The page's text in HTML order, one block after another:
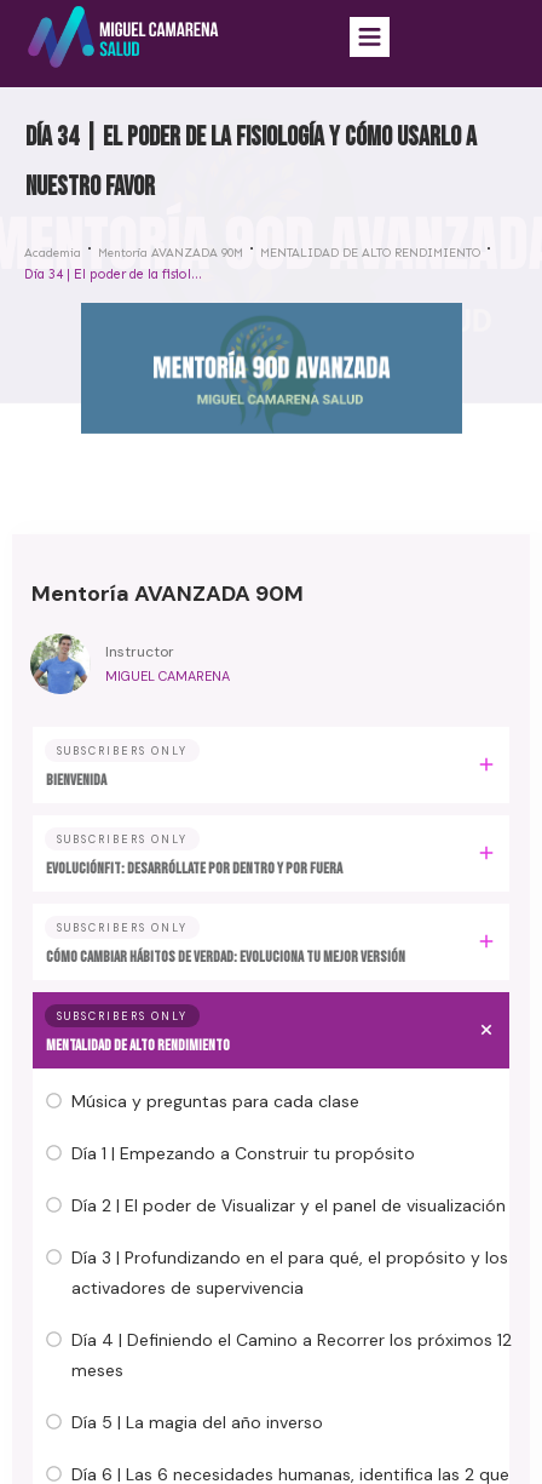
Día 34 | El poder de la fisiología y cómo usarlo a
nuestro favor
Academia Mentoría AVANZADA 90M MENTALIDAD DE ALTO RENDIMIENTO
Día 34 | El poder de la fisiología y cómo usarlo a nuestro favor
Mentoría AVANZADA 90M
Instructor
MIGUEL CAMARENA
SUBSCRIBERS ONLY
BIENVENIDA
SUBSCRIBERS ONLY
EvoluciónFit: desarróllate por dentro y por fuera
SUBSCRIBERS ONLY
Cómo cambiar hábitos de verdad: evoluciona tu mejor versión
SUBSCRIBERS ONLY
MENTALIDAD DE ALTO RENDIMIENTO
Música y preguntas para cada clase
Día 1 | Empezando a Construir tu propósito
Día 2 | El poder de Visualizar y el panel de visualización
Día 3 | Profundizando en el para qué, el propósito y los
activadores de supervivencia
Día 4 | Definiendo el Camino a Recorrer los próximos 12
meses
Día 5 | La magia del año inverso
Día 6 | Las 6 necesidades humanas, identifica las 2 que